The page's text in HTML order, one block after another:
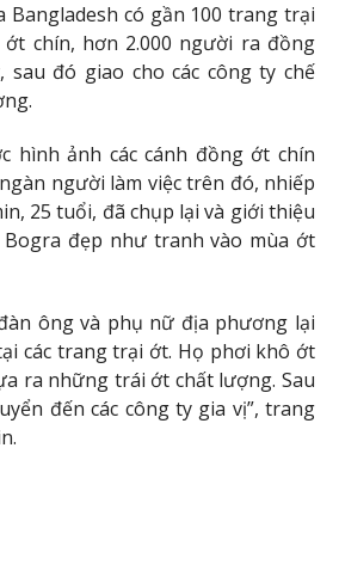
Bangladesh có gần 100 trang trại
chín, hơn 2.000 người ra đồng
sau đó giao cho các công ty chế
hình ảnh các cánh đồng ớt chín
người làm việc trên đó, nhiếp
25 tuổi, đã chụp lại và giới thiệu
đẹp như tranh vào mùa ớt
ông và phụ nữ địa phương lại
các trang trại ớt. Họ phơi khô ớt
ra những trái ớt chất lượng. Sau
đến các công ty gia vị”, trang